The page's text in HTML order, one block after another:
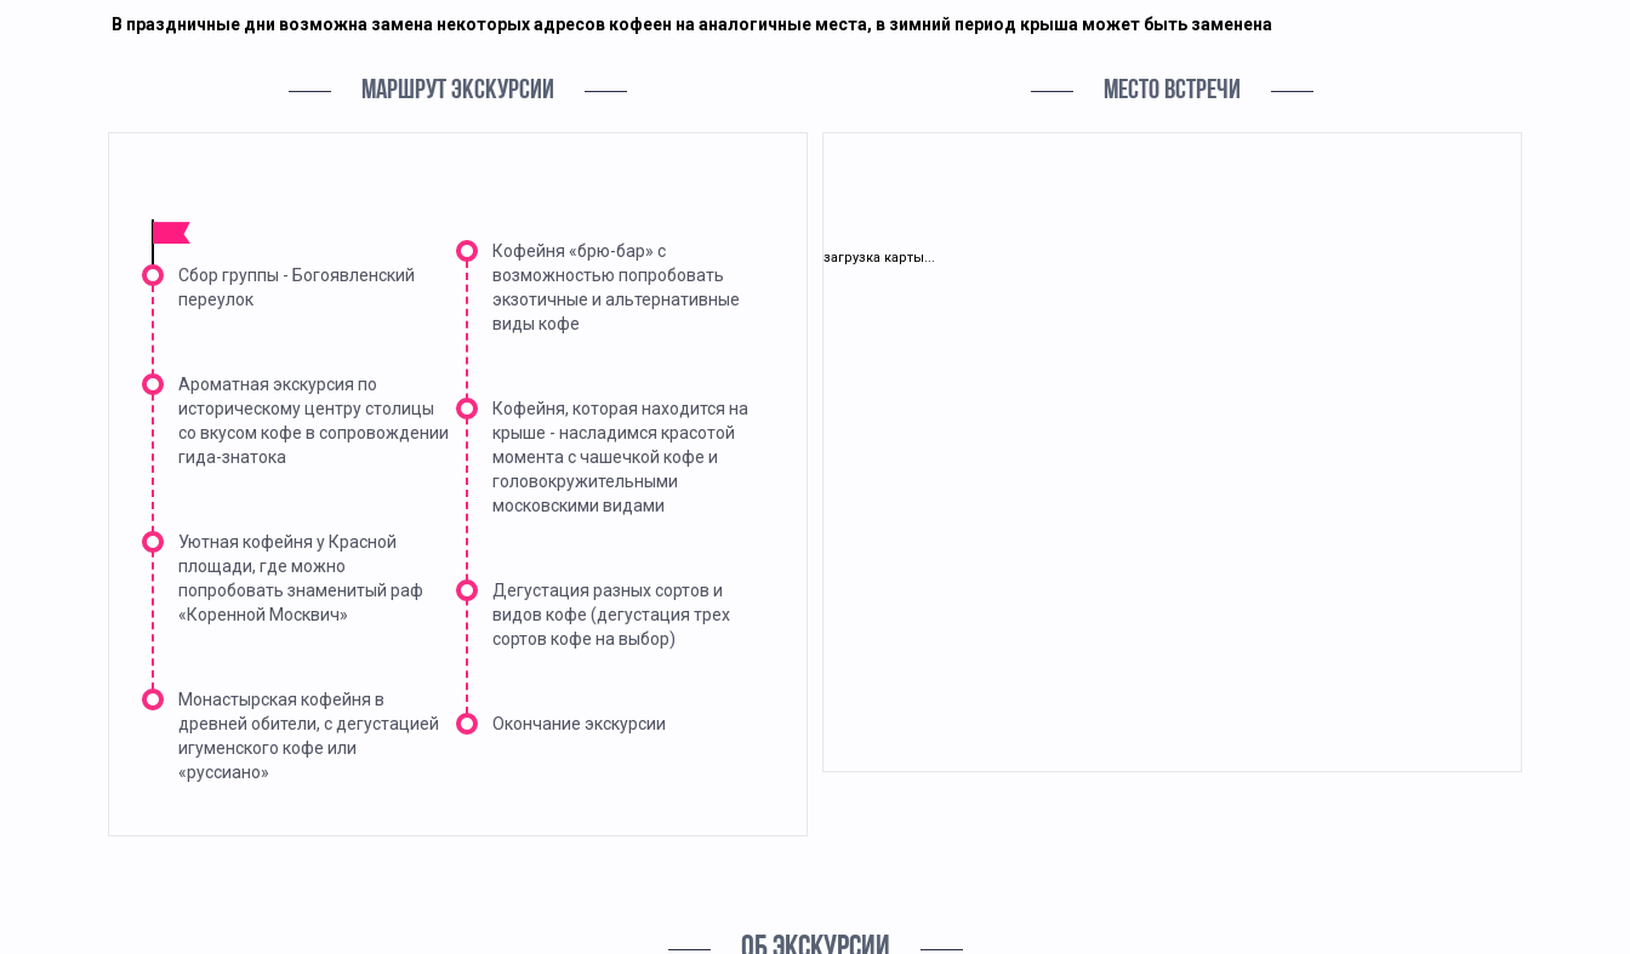
В праздничные дни возможна замена некоторых адресов кофеен на аналогичные места, в зимний период крыша может быть заменена
МАРШРУТ ЭКСКУРСИИ
Сбор группы - Богоявленский
переулок
Ароматная экскурсия по
историческому центру столицы
со вкусом кофе в сопровождении
гида-знатока
Уютная кофейня у Красной
площади, где можно
попробовать знаменитый раф
«Коренной Москвич»
Монастырская кофейня в
древней обители, с дегустацией
игуменского кофе или
«руссиано»
Кофейня «брю-бар» с
возможностью попробовать
экзотичные и альтернативные
виды кофе
Кофейня, которая находится на
крыше - насладимся красотой
момента с чашечкой кофе и
головокружительными
московскими видами
Дегустация разных сортов и
видов кофе (дегустация трех
сортов кофе на выбор)
Окончание экскурсии
МЕСТО ВСТРЕЧИ
загрузка карты...